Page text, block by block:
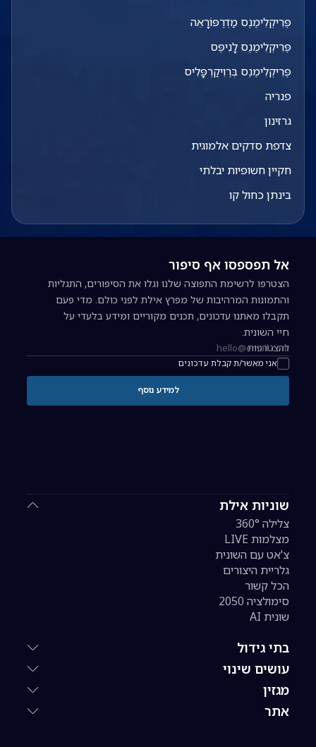
פֶּרִיקְלִימֶנֶס מַדְרֶפּוֹרָאֵה
פֶּרִיקְלִימֶנֶס לָנִיפֶּס
פֶּרִיקְלִימֶנֶס בְּרֶוִיקַרְפָּלִיס
פנריה
גרזינון
צדפת סדקים אלמוגית
חקיין חשופיות יבלתי
בינתן כחול קו
שוניות אילת
צלילה 360°
מצלמות LIVE
צ'אט עם השונית
גלריית היצורים
הכל קשור
סימולציה 2050
שונית AI
בתי גידול
עושים שינוי
מגזין
אתר
אל תפספסו אף סיפור
הצטרפו לרשימת התפוצה שלנו וגלו את הסיפורים, התגליות
והתמונות המרהיבות של מפרץ אילת לפני כולם. מדי פעם
תקבלו מאתנו עדכונים, תכנים מקוריים ומידע בלעדי על
חיי השונית.
כתובת אימייל להרשמה לניוזלטר
אני מאשר/ת קבלת עדכונים
להצטרפות
למידע נוסף